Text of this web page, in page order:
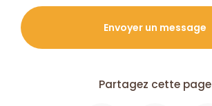
Envoyer un message
Partagez cette page